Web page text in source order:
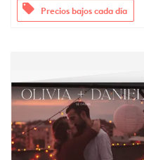
offers Precios bajos cada día